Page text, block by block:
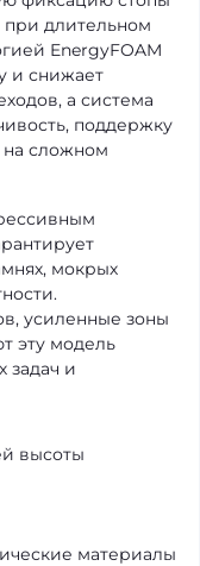
длительном
EnergyFOAM
и снижает
а система
поддержку
сложном
мокрых
усиленные зоны
эту модель
задач и
высоты
материалы